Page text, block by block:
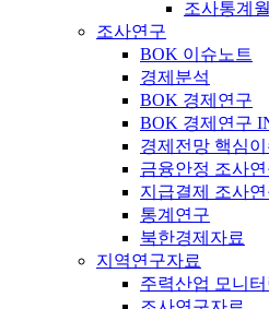
조사통계
조사연구
BOK 이슈노트
경제분석
BOK 경제연구
BOK 경제연구
경제전망 핵심
금융안정 조사
지급결제 조사
통계연구
북한경제자료
지역연구자료
주력산업 모니